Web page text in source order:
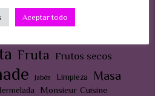
Casa Casero
Fruta Frutos secos
Jabón Limpieza Masa
Monsieur Cuisine
Aceptar todo